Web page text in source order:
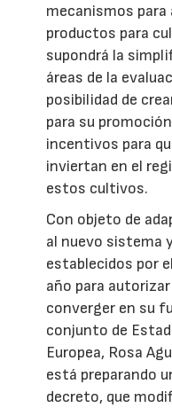
mecanismos
productos para
supondrá la
áreas de la
posibilidad de
para su
incentivos para
inviertan en el
estos cultivos.
Con objeto de
al nuevo sistema
establecidos por
año para
converger en su
conjunto de
Europea, Rosa
está preparando
decreto, que